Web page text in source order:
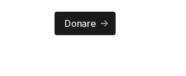
Donare